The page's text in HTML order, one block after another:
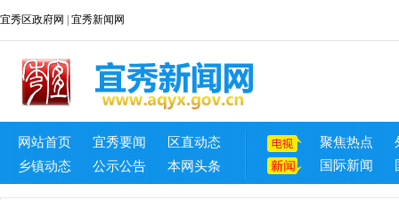
宜秀区政府网 宜秀新闻网
网站首页 宜秀要闻
区直动态
乡镇动态
公示公告 本网头条
聚焦热点
国际新闻